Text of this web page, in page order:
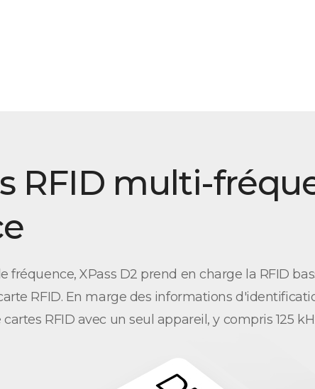
RFID multi-
fréquence, XPass D2 prend en charge la RFID
RFID. En marge des informations
RFID avec un seul appareil, y compris 125